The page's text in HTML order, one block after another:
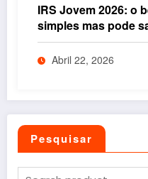
IRS Jovem 2026: o
simples mas pode
rendimento se não
Abril 22, 2026
Pesquisar